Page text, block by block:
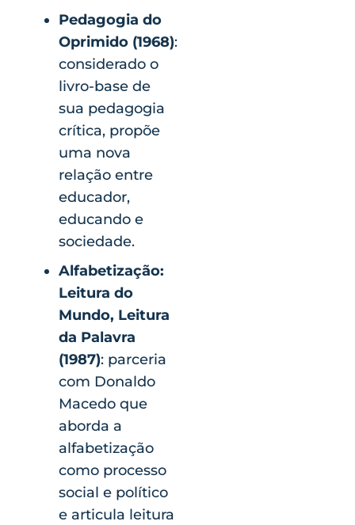
Pedagogia do
Oprimido (1968):
considerado o
livro-base de
sua pedagogia
crítica, propõe
uma nova
relação entre
educador,
educando e
sociedade.
Alfabetização:
Leitura do
Mundo, Leitura
da Palavra
(1987): parceria
com Donaldo
Macedo que
aborda a
alfabetização
como processo
social e político
e articula leitura